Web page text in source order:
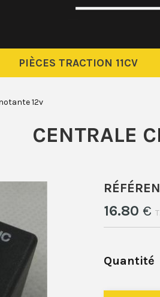
PIÈCES TRACTION 11CV
12v
CENTRALE
16.80 €
Quantité